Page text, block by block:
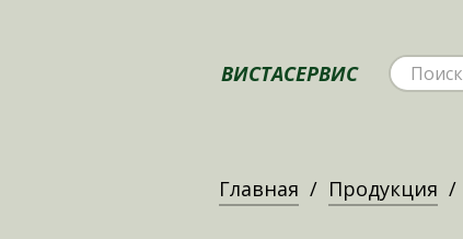
ВИСТАСЕРВИС
Главная Продукция